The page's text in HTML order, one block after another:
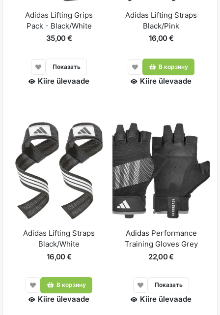
Adidas Lifting Grips
Pack - Black/White
35,00 €
Показать
Kiire ülevaade
Adidas Lifting Straps
Black/Pink
16,00 €
В корзину
Kiire ülevaade
Adidas Lifting Straps
Black/White
16,00 €
В корзину
Kiire ülevaade
Adidas Performance
Training Gloves Grey
22,00 €
Показать
Kiire ülevaade